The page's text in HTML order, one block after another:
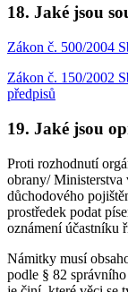
18. Jaké jsou
Zákon č. 500/2004
Zákon č. 150/2002
předpisů
19. Jaké jsou
Proti rozhodnutí
obrany/ Ministerstva
důchodového
prostředek podat
oznámení účastníku
Námitky musí
podle § 82